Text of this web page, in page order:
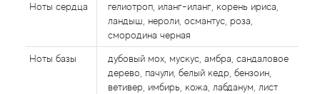
Ноты сердца
гелиотроп, иланг-иланг, корень ириса,
ландыш, нероли, османтус, роза,
смородина черная
Ноты базы
дубовый мох, мускус, амбра, сандаловое
дерево, пачули, белый кедр, бензоин,
ветивер, имбирь, кожа, лабданум, лист
Alyssa Ashley
American Crew